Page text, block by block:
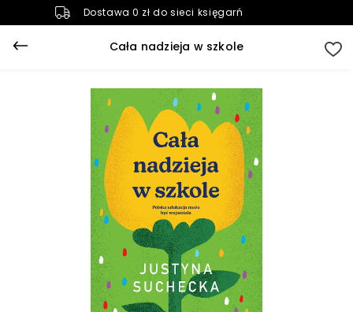
Dostawa 0 zł do sieci księgarń
Cała nadzieja w szkole